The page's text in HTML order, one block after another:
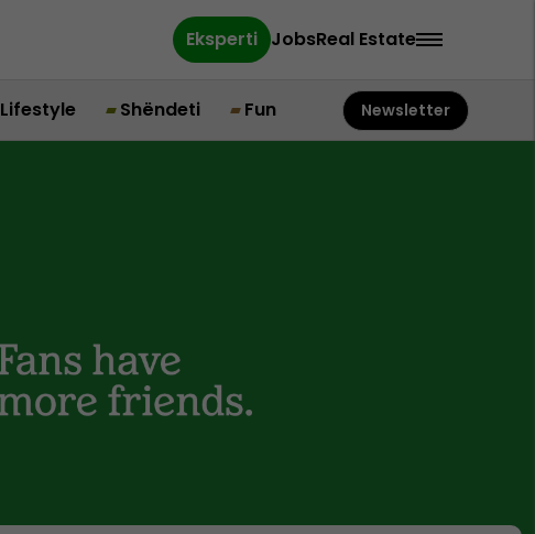
Eksperti JobsReal Estate
Lifestyle Shëndeti Fun Newsletter